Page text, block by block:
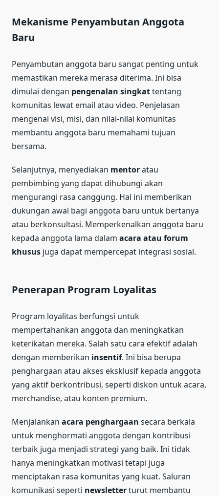
Mekanisme Penyambutan Anggota
Baru
Penyambutan anggota baru sangat penting untuk
memastikan mereka merasa diterima. Ini bisa
dimulai dengan pengenalan singkattentang
komunitas lewat email atau video. Penjelasan
mengenai visi, misi, dan nilai-nilai komunitas
membantu anggota baru memahami tujuan
bersama.
Selanjutnya, menyediakan mentoratau
pembimbing yang dapat dihubungi akan
mengurangi rasa canggung. Hal ini memberikan
dukungan awal bagi anggota baru untuk bertanya
atau berkonsultasi. Memperkenalkan anggota baru
kepada anggota lama dalam acara atau forum
khusus juga dapat mempercepat integrasi sosial.
Penerapan Program Loyalitas
Program loyalitas berfungsi untuk
mempertahankan anggota dan meningkatkan
keterikatan mereka. Salah satu cara efektif adalah
dengan memberikan insentif. Ini bisa berupa
penghargaan atau akses eksklusif kepada anggota
yang aktif berkontribusi, seperti diskon untuk acara,
merchandise, atau konten premium.
Menjalankan acara penghargaan secara berkala
untuk menghormati anggota dengan kontribusi
terbaik juga menjadi strategi yang baik. Ini tidak
hanya meningkatkan motivasi tetapi juga
menciptakan rasa komunitas yang kuat. Saluran
komunikasi seperti newsletterturut membantu